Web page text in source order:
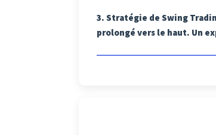
3. Stratégie de Swing
prolongé vers le haut. Un